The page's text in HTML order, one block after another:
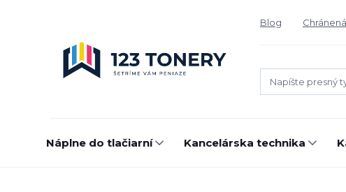
Blog
Náplne do tlačiarní Kancelárska technika